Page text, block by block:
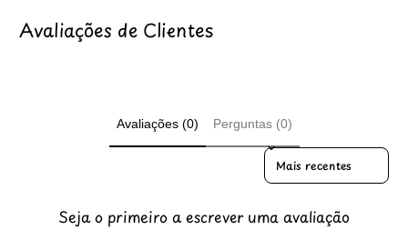
Avaliações de Clientes
Avaliações (0) Perguntas (0)
Sort reviews by
Seja o primeiro a escrever uma avaliação